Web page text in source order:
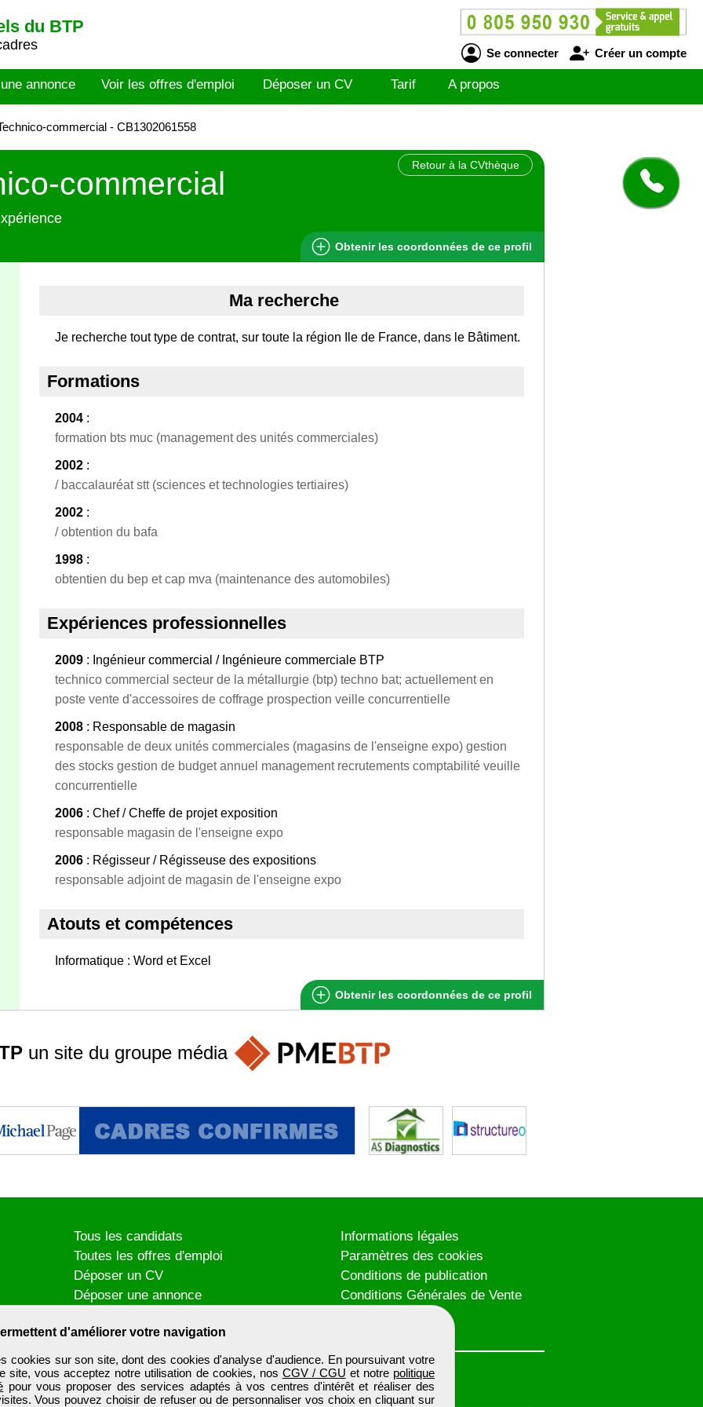
du BTP
Se connecter Créer un compte
annonce Voir les offres d'emploi Déposer un CV Tarif A propos
commercial - CB1302061558
Retour à la CVthèque
commercial
Obtenir les coordonnées de ce profil
Ma recherche
Je recherche tout type de contrat, sur toute la région Ile de France, dans le Bâtiment.
Formations
2004 :
formation bts muc (management des unités commerciales)
2002 :
/ baccalauréat stt (sciences et technologies tertiaires)
2002 :
/ obtention du bafa
1998 :
obtentien du bep et cap mva (maintenance des automobiles)
Expériences professionnelles
2009 : Ingénieur commercial / Ingénieure commerciale BTP
technico commercial secteur de la métallurgie (btp) techno bat; actuellement en
poste vente d'accessoires de coffrage prospection veille concurrentielle
2008 : Responsable de magasin
responsable de deux unités commerciales (magasins de l'enseigne expo) gestion
des stocks gestion de budget annuel management recrutements comptabilité veuille
concurrentielle
2006 : Chef / Cheffe de projet exposition
responsable magasin de l'enseigne expo
2006 : Régisseur / Régisseuse des expositions
responsable adjoint de magasin de l'enseigne expo
Atouts et compétences
Informatique : Word et Excel
Obtenir les coordonnées de ce profil
d'améliorer votre navigation
cookies sur son site, dont des cookies d'analyse d'audience. En poursuivant votre
site, vous acceptez notre utilisation de cookies, nos CGV / CGU et notre politique
pour vous proposer des services adaptés à vos centres d'intérêt et réaliser des
Vous pouvez choisir de refuser ou de personnaliser vos choix en cliquant sur
un site du groupe média
Tous les candidats
Toutes les offres d'emploi
Déposer un CV
Déposer une annonce
Informations légales
Paramètres des cookies
Conditions de publication
Conditions Générales de Vente